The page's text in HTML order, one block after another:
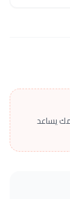
يساعد